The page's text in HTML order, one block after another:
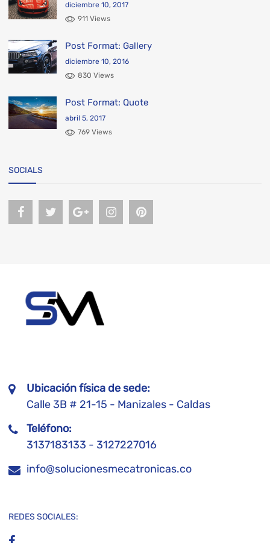
diciembre 10, 2017
911 Views
Post Format: Gallery
diciembre 10, 2016
830 Views
Post Format: Quote
abril 5, 2017
769 Views
SOCIALS
Ubicación física de sede:
Calle 3B # 21-15 - Manizales - Caldas
Teléfono:
3137183133 - 3127227016
info@solucionesmecatronicas.co
REDES SOCIALES: